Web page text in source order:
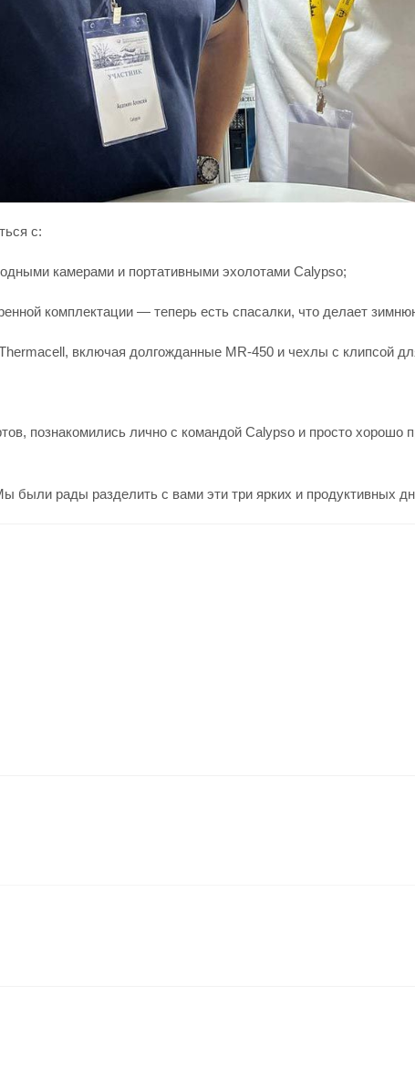
с:
камерами и портативными эхолотами Calypso;
комплектации — теперь есть спасалки, что делает
включая долгожданные MR-450 и чехлы с клипсой
познакомились лично с командой Calypso и просто хорошо
были рады разделить с вами эти три ярких и продуктивных